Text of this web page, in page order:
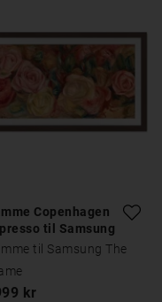
Copenhagen
til Samsung
Frametil Samsung The
kr